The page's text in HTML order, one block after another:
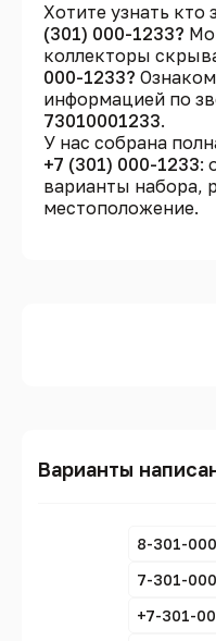
Хотите узнать кто
(301) 000-1233?
коллекторы
000-1233?
информацией по
73010001233.
У нас собрана
+7 (301) 000-1233:
варианты набора,
местоположение.
Варианты
8-301-
7-301-
+7-301-